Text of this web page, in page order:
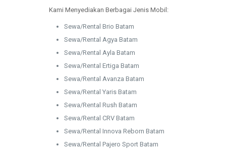
Kami Menyediakan Berbagai Jenis Mobil:
Sewa/Rental Brio Batam
Sewa/Rental Agya Batam
Sewa/Rental Ayla Batam
Sewa/Rental Ertiga Batam
Sewa/Rental Avanza Batam
Sewa/Rental Yaris Batam
Sewa/Rental Rush Batam
Sewa/Rental CRV Batam
Sewa/Rental Innova Reborn Batam
Sewa/Rental Pajero Sport Batam